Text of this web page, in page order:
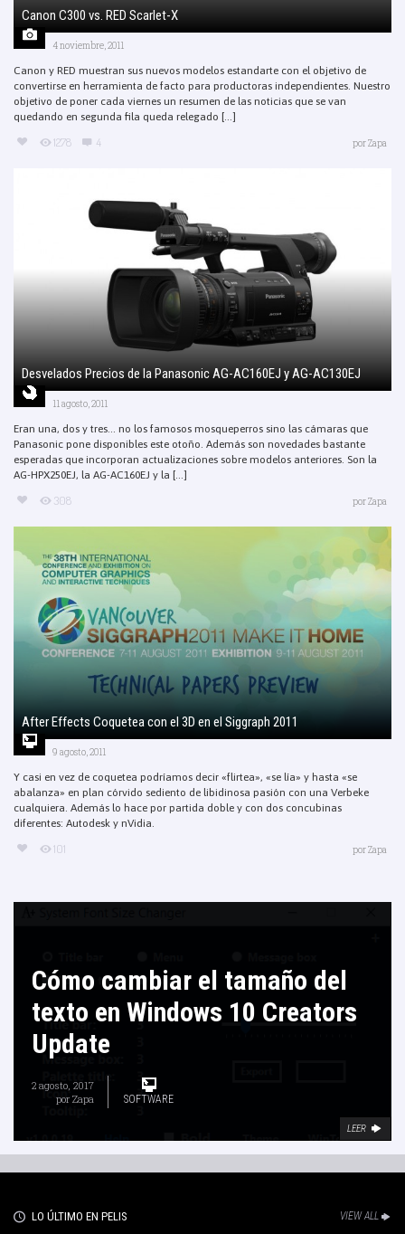
Canon C300 vs. RED Scarlet-X
4 noviembre, 2011
Canon y RED muestran sus nuevos modelos estandarte con el objetivo de
convertirse en herramienta de facto para productoras independientes. Nuestro
objetivo de poner cada viernes un resumen de las noticias que se van
quedando en segunda fila queda relegado [...]
1278 4 porZapa
Desvelados Precios de la Panasonic AG-AC160EJ y AG-AC130EJ
11 agosto, 2011
Eran una, dos y tres… no los famosos mosqueperros sino las cámaras que
Panasonic pone disponibles este otoño. Además son novedades bastante
esperadas que incorporan actualizaciones sobre modelos anteriores. Son la
AG-HPX250EJ, la AG-AC160EJ y la [...]
308 porZapa
After Effects Coquetea con el 3D en el Siggraph 2011
9 agosto, 2011
Y casi en vez de coquetea podríamos decir «flirtea», «se lía» y hasta «se
abalanza» en plan córvido sediento de libidinosa pasión con una Verbeke
cualquiera. Además lo hace por partida doble y con dos concubinas
diferentes: Autodesk y nVidia.
101 porZapa
Cómo cambiar el tamaño del
texto en Windows 10 Creators
Update
2 agosto, 2017
por Zapa SOFTWARE
LEER
LO ÚLTIMO EN PELIS VIEW ALL